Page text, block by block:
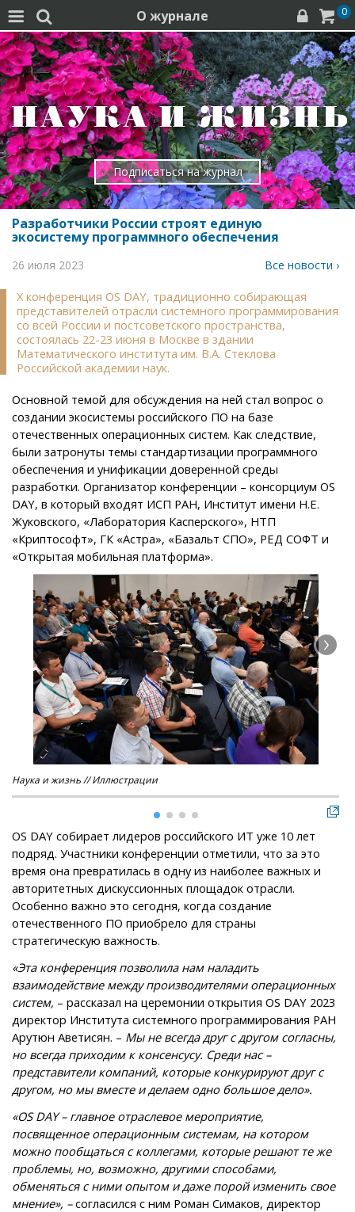
  О журнале   0
Подписаться на журнал
Разработчики России строят единую
экосистему программного обеспечения
26 июля 2023 Все новости ›
Х конференция OS DAY, традиционно собирающая
представителей отрасли системного программирования
со всей России и постсоветского пространства,
состоялась 22-23 июня в Москве в здании
Математического института им. В.А. Стеклова
Российской академии наук.
Основной темой для обсуждения на ней стал вопрос о
создании экосистемы российского ПО на базе
отечественных операционных систем. Как следствие,
были затронуты темы стандартизации программного
обеспечения и унификации доверенной среды
разработки. Организатор конференции – консорциум OS
DAY, в который входят ИСП РАН, Институт имени Н.Е.
Жуковского, «Лаборатория Касперского», НТП
«Криптософт», ГК «Астра», «Базальт СПО», РЕД СОФТ и
«Открытая мобильная платформа».
Наука и жизнь // Иллюстрации
OS DAY собирает лидеров российского ИТ уже 10 лет
подряд. Участники конференции отметили, что за это
время она превратилась в одну из наиболее важных и
авторитетных дискуссионных площадок отрасли.
Особенно важно это сегодня, когда создание
отечественного ПО приобрело для страны
стратегическую важность.
«Эта конференция позволила нам наладить
взаимодействие между производителями операционных
систем, – рассказал на церемонии открытия OS DAY 2023
директор Института системного программирования РАН
Арутюн Аветисян. – Мы не всегда друг с другом согласны,
но всегда приходим к консенсусу. Среди нас –
представители компаний, которые конкурируют друг с
другом, но мы вместе и делаем одно большое дело».
«OSDAY – главное отраслевое мероприятие,
посвященное операционным системам, на котором
можно пообщаться с коллегами, которые решают те же
проблемы, но, возможно, другими способами,
обменяться с ними опытом и даже порой изменить свое
мнение», –согласился с ним Роман Симаков, директор